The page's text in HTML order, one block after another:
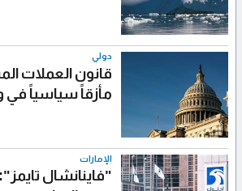
دولي
قانون العملات
مأزقاً سياسياً
الإمارات
"فاينانشال